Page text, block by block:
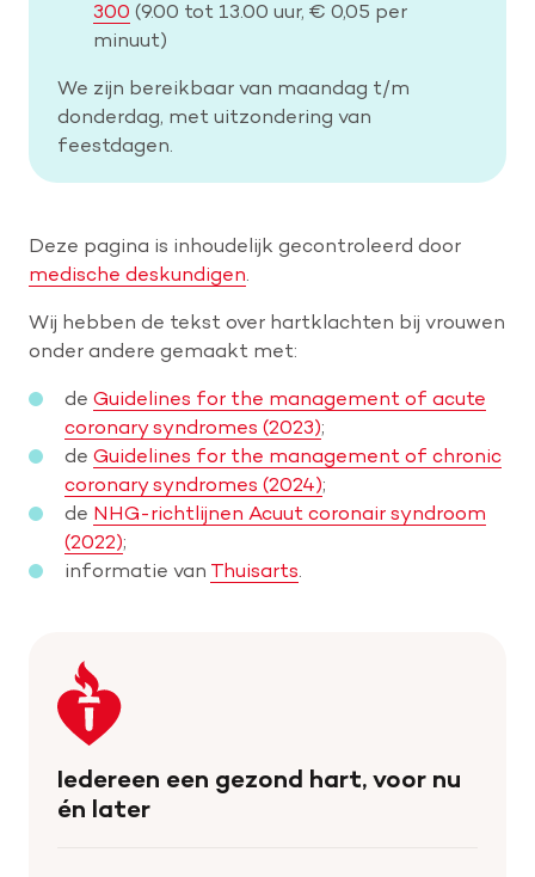
300 (9.00 tot 13.00 uur, € 0,05 per
minuut)
We zijn bereikbaar van maandag t/m
donderdag, met uitzondering van
feestdagen.
Deze pagina is inhoudelijk gecontroleerd door
medische deskundigen
Wij hebben de tekst over hartklachten bij vrouwen
onder andere gemaakt met:
de Guidelines for the management of acute
coronary syndromes (2023);
de Guidelines for the management of chronic
coronary syndromes (2024);
de NHG-richtlijnen Acuut coronair syndroom
(2022);
informatie van Thuisarts
Keer
terug
naar
homepage
Iedereen een gezond hart, voor nu
én later